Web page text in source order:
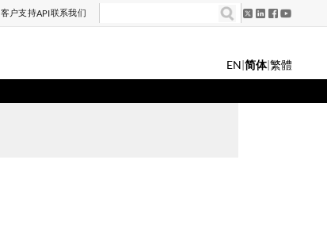
客户支持API联系我们
EN|简体|繁體